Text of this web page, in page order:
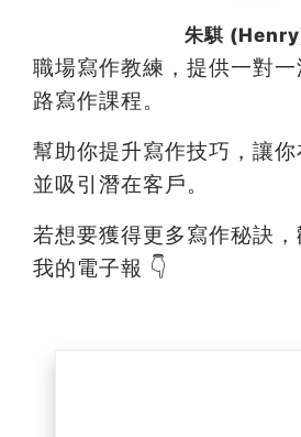
朱騏
職場寫作教練，提供一對
路寫作課程。
幫助你提升寫作技巧，讓
並吸引潛在客戶。
若想要獲得更多寫作秘訣
我的電子報 👇